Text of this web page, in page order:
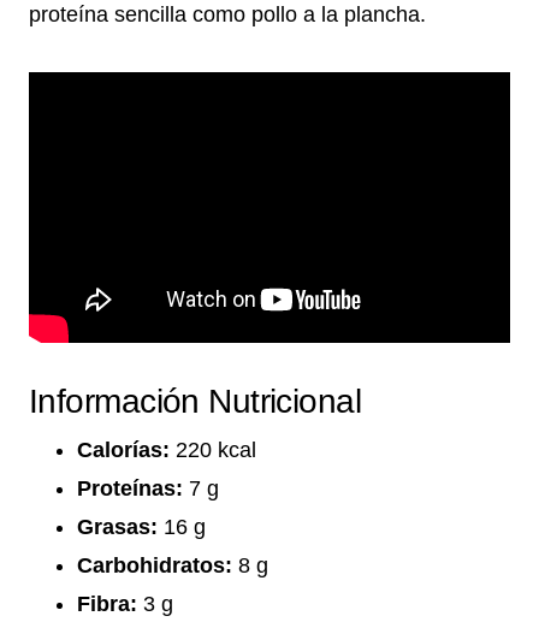
proteína sencilla como pollo a la plancha.
Información Nutricional
Calorías: 220 kcal
Proteínas: 7 g
Grasas: 16 g
Carbohidratos: 8 g
Fibra: 3 g